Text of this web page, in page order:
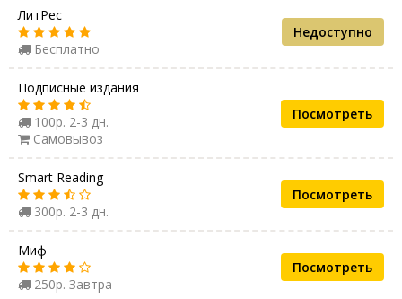
ЛитРес
Бесплатно
Недоступно
Подписные издания
100р. 2-3 дн.
Самовывоз
Посмотреть
Smart Reading
300р. 2-3 дн.
Посмотреть
Миф
250р. Завтра
Посмотреть